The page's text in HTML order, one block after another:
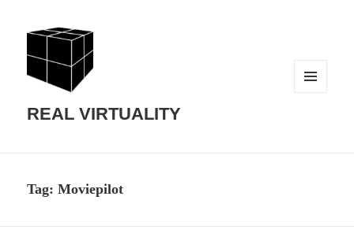
REAL VIRTUALITY
Tag:Moviepilot